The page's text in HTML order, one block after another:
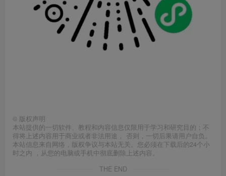
© 版权声明
本站提供的一切软件、教程和内容信息仅限用于学习和研究目的；不
得将上述内容用于商业或者非法用途， 否则，一切后果请用户自负。
本站信息来自网络，版权争议与本站无关。您必须在下载后的24个小
时之内 ，从您的电脑或手机中彻底删除上述内容。
THE END